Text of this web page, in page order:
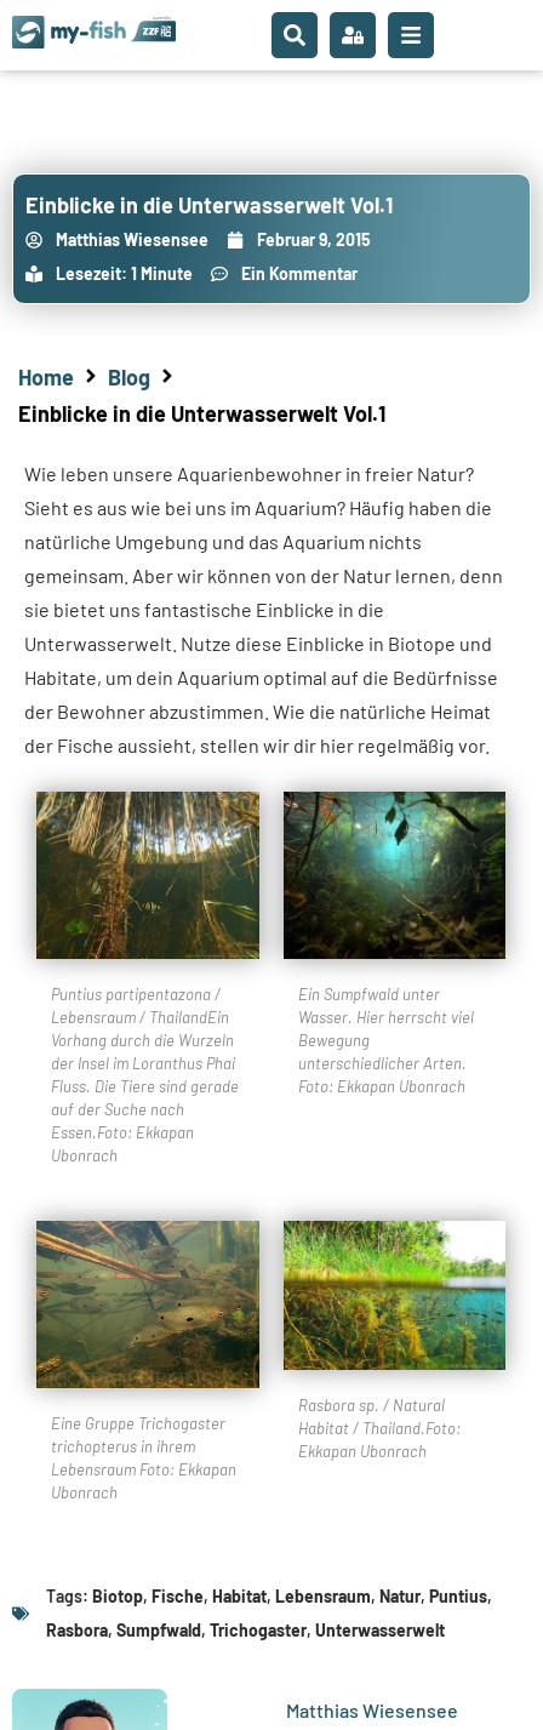
Einblicke in die Unterwasserwelt Vol.1
Matthias Wiesensee
Februar 9, 2015
Lesezeit: 1 Minute
Ein Kommentar
Home
Blog
Einblicke in die Unterwasserwelt Vol.1
Wie leben unsere Aquarienbewohner in freier Natur?
Sieht es aus wie bei uns im Aquarium? Häufig haben die
natürliche Umgebung und das Aquarium nichts
gemeinsam. Aber wir können von der Natur lernen, denn
sie bietet uns fantastische Einblicke in die
Unterwasserwelt. Nutze diese Einblicke in Biotope und
Habitate, um dein Aquarium optimal auf die Bedürfnisse
der Bewohner abzustimmen. Wie die natürliche Heimat
der Fische aussieht, stellen wir dir hier regelmäßig vor.
Puntius partipentazona /
Lebensraum / ThailandEin
Vorhang durch die Wurzeln
der Insel im Loranthus Phai
Fluss. Die Tiere sind gerade
auf der Suche nach
Essen.Foto: Ekkapan
Ubonrach
Ein Sumpfwald unter
Wasser. Hier herrscht viel
Bewegung
unterschiedlicher Arten.
Foto: Ekkapan Ubonrach
Eine Gruppe Trichogaster
trichopterus in ihrem
Lebensraum Foto: Ekkapan
Ubonrach
Rasbora sp. / Natural
Habitat / Thailand.Foto:
Ekkapan Ubonrach
Tags: Biotop, Fische, Habitat, Lebensraum, Natur, Puntius,
Rasbora, Sumpfwald, Trichogaster, Unterwasserwelt
Matthias Wiesensee